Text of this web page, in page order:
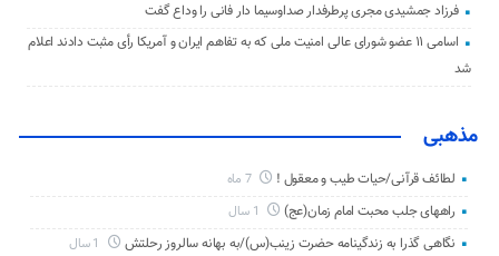
فرزاد جمشیدی مجری پرطرفدار صداوسیما دار فانی را وداع گفت
اسامی ۱۱ عضو شورای عالی امنیت ملی که به تفاهم ایران و آمریکا رأی مثبت دادند اعلام
شد
مذهبی
لطائف قرآنی/حیات طیب و معقول ! 7 ماه
راههای جلب محبت امام زمان(عج)
نگاهی گذرا به زندگینامه حضرت زینب(س)/به بهانه سالروز رحلتش